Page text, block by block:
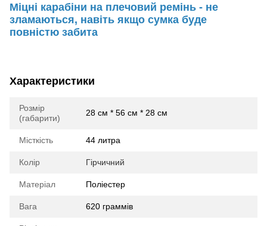
Міцні карабіни на плечовий ремінь - не
зламаються, навіть якщо сумка буде
повністю забита
Характеристики
Розмір
(габарити)
28 см * 56 см * 28 см
Місткість 44 литра
Колір Гірчичний
Матеріал Поліестер
Вага 620 граммів